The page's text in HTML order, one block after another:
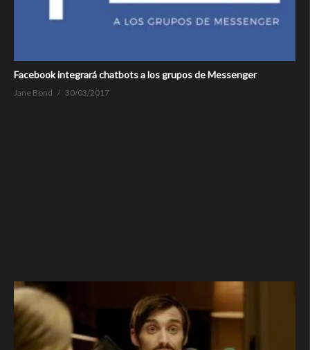
Facebook integrará chatbots a los grupos de Messenger
Jane Bond 30/03/2017